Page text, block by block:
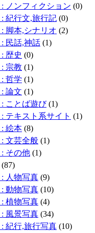
ノンフィクション (0)
紀行文,旅行記 (0)
脚本,シナリオ (2)
民話,神話 (1)
歴史 (0)
宗教 (1)
哲学 (1)
論文 (1)
ことば遊び(1)
テキスト系サイト (1)
絵本 (8)
文芸全般 (1)
その他 (1)
(87)
人物写真 (9)
動物写真 (10)
植物写真 (4)
風景写真 (34)
紀行,旅行写真 (10)